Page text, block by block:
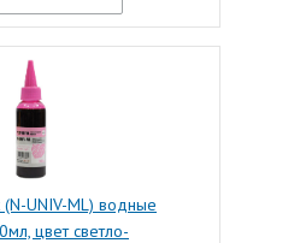
UNIV-ML) водные
цвет светло-